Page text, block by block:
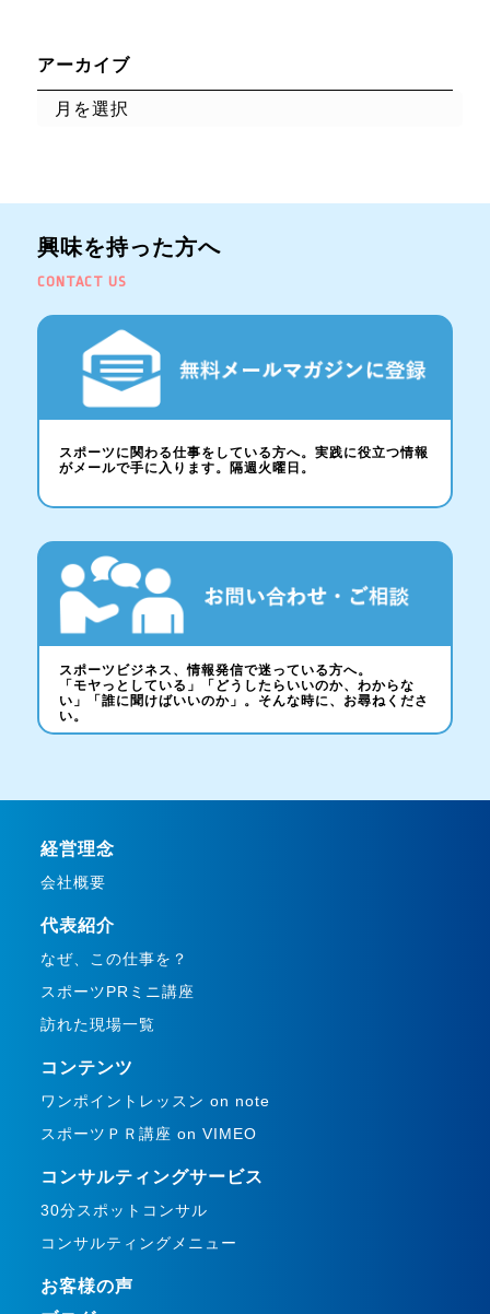
アーカイブ
興味を持った方へ
CONTACT US
スポーツに関わる仕事をしている方へ。実践に役立つ情報
がメールで手に入ります。隔週火曜日。
スポーツビジネス、情報発信で迷っている方へ。
「モヤっとしている」「どうしたらいいのか、わからな
い」「誰に聞けばいいのか」。そんな時に、お尋ねくださ
い。
経営理念
会社概要
代表紹介
なぜ、この仕事を？
スポーツPRミニ講座
訪れた現場一覧
コンテンツ
ワンポイントレッスン on note
スポーツＰＲ講座 on VIMEO
コンサルティングサービス
30分スポットコンサル
コンサルティングメニュー
お客様の声